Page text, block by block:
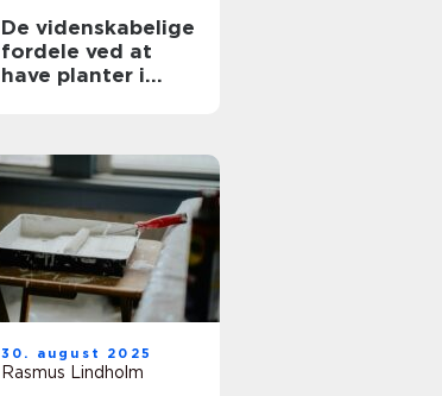
De videnskabelige
fordele ved at
have planter i
30. august 2025
Rasmus Lindholm